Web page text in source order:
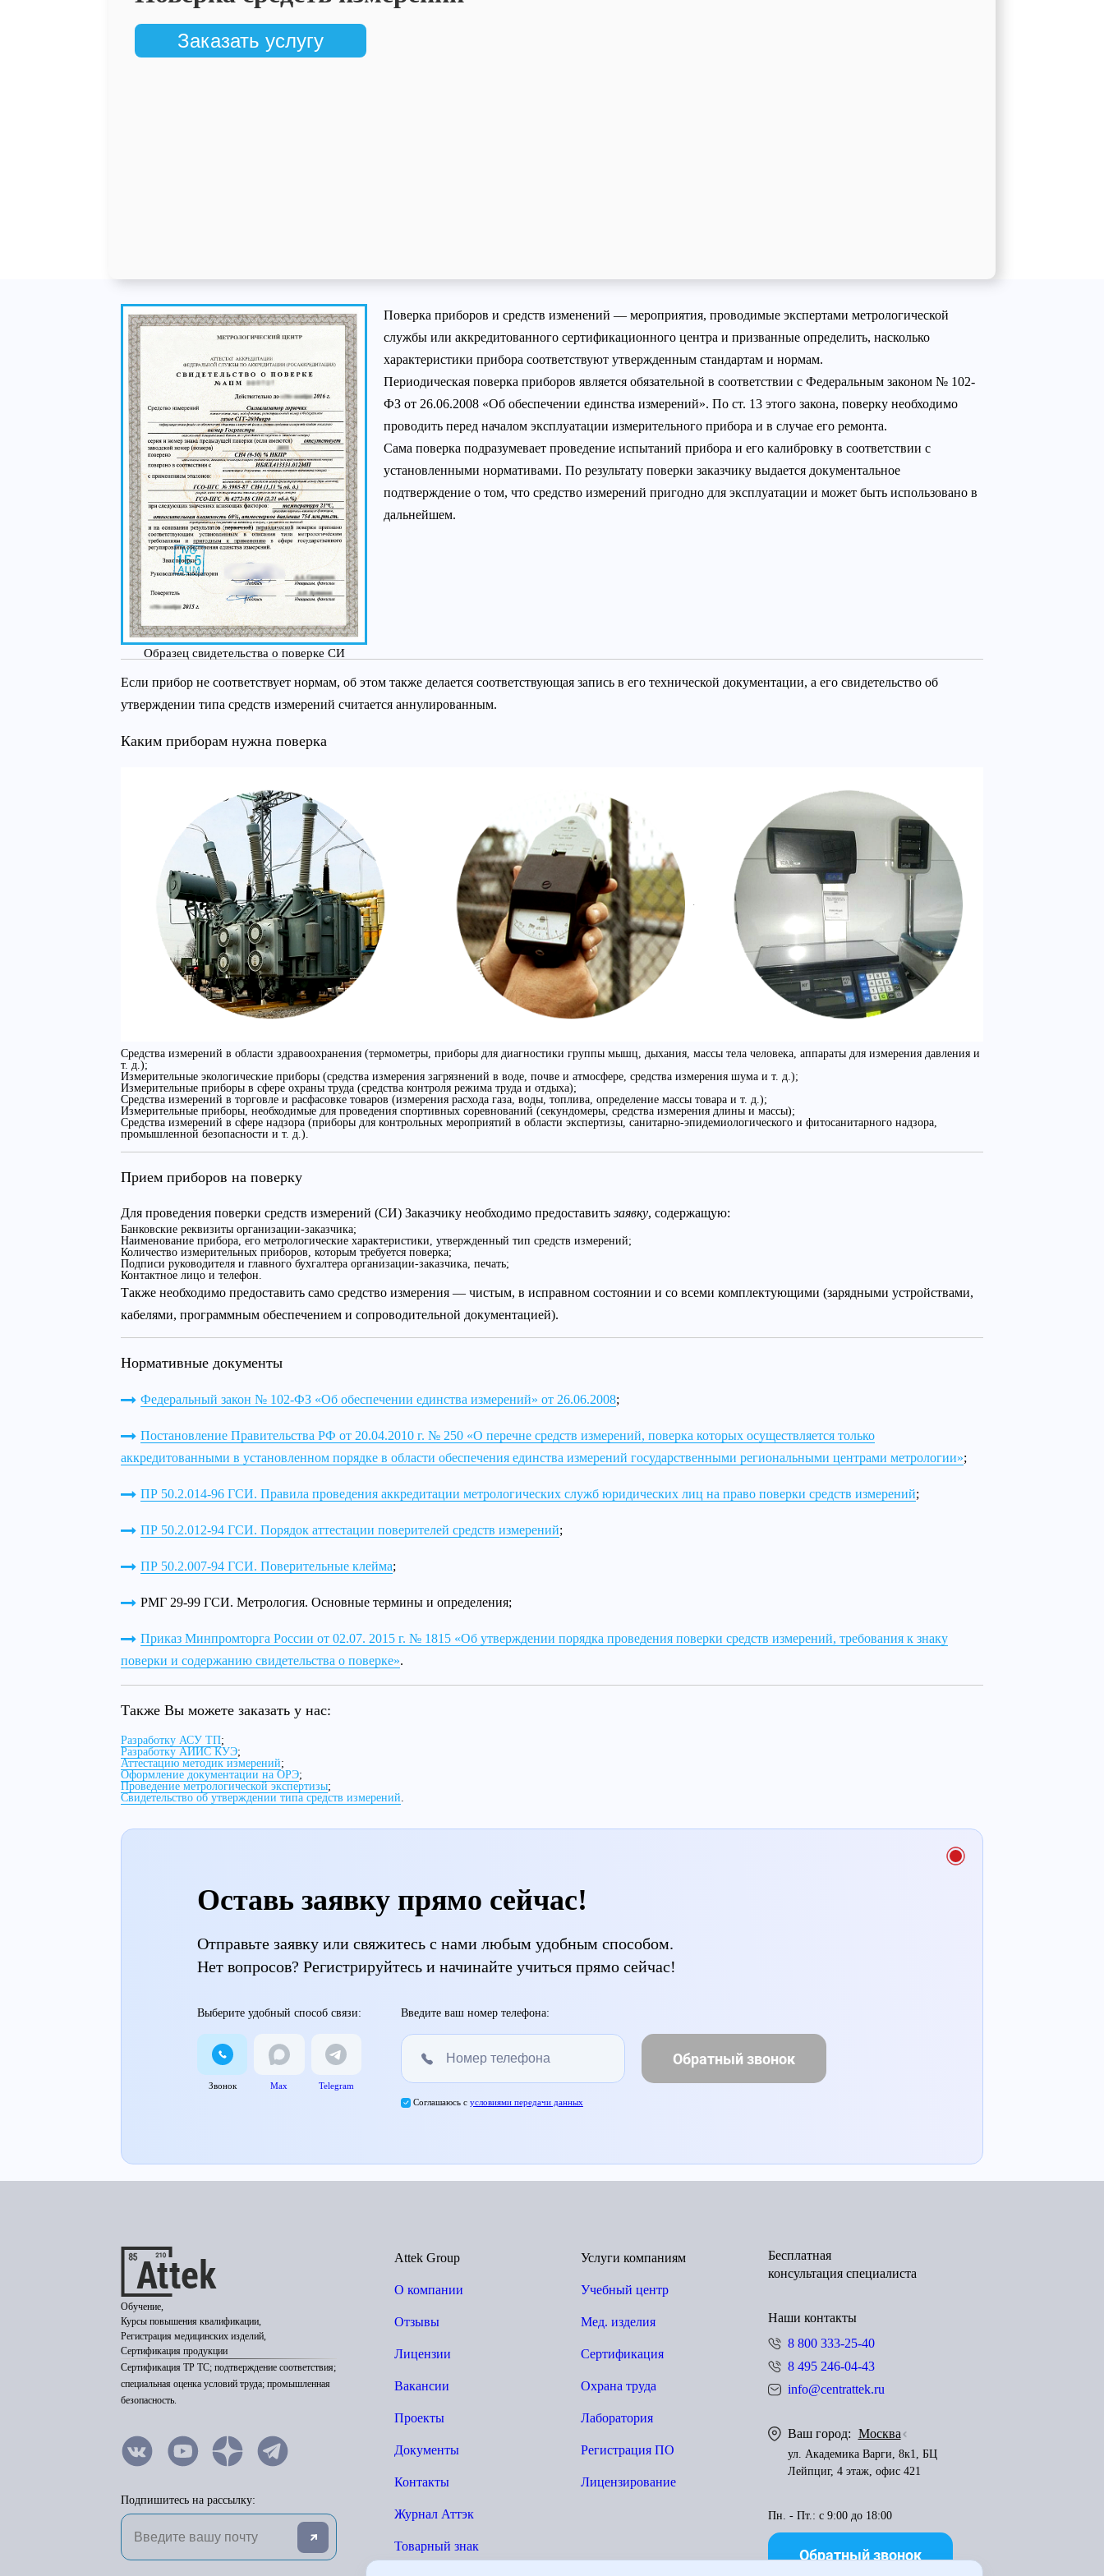
Заказать услугу
Образец свидетельства о поверке СИ
Поверка приборов и средств изменений — мероприятия, проводимые экспертами метрологической
службы или аккредитованного сертификационного центра и призванные определить, насколько
характеристики прибора соответствуют утвержденным стандартам и нормам.
Периодическая поверка приборов является обязательной в соответствии с Федеральным законом № 102-
ФЗ от 26.06.2008 «Об обеспечении единства измерений». По ст. 13 этого закона, поверку необходимо
проводить перед началом эксплуатации измерительного прибора и в случае его ремонта.
Сама поверка подразумевает проведение испытаний прибора и его калибровку в соответствии с
установленными нормативами. По результату поверки заказчику выдается документальное
подтверждение о том, что средство измерений пригодно для эксплуатации и может быть использовано в
дальнейшем.
Если прибор не соответствует нормам, об этом также делается соответствующая запись в его технической документации, а его свидетельство об
утверждении типа средств измерений считается аннулированным.
Каким приборам нужна поверка
Средства измерений в области здравоохранения (термометры, приборы для диагностики группы мышц, дыхания, массы тела человека, аппараты для измерения давления и
т. д.);
Измерительные экологические приборы (средства измерения загрязнений в воде, почве и атмосфере, средства измерения шума и т. д.);
Измерительные приборы в сфере охраны труда (средства контроля режима труда и отдыха);
Средства измерений в торговле и расфасовке товаров (измерения расхода газа, воды, топлива, определение массы товара и т. д.);
Измерительные приборы, необходимые для проведения спортивных соревнований (секундомеры, средства измерения длины и массы);
Средства измерений в сфере надзора (приборы для контрольных мероприятий в области экспертизы, санитарно-эпидемиологического и фитосанитарного надзора,
промышленной безопасности и т. д.).
Прием приборов на поверку
Для проведения поверки средств измерений (СИ) Заказчику необходимо предоставитьзаявку, содержащую:
Банковские реквизиты организации-заказчика;
Наименование прибора, его метрологические характеристики, утвержденный тип средств измерений;
Количество измерительных приборов, которым требуется поверка;
Подписи руководителя и главного бухгалтера организации-заказчика, печать;
Контактное лицо и телефон.
Также необходимо предоставить само средство измерения — чистым, в исправном состоянии и со всеми комплектующими (зарядными устройствами,
кабелями, программным обеспечением и сопроводительной документацией).
Нормативные документы
Федеральный закон № 102-ФЗ «Об обеспечении единства измерений» от 26.06.2008;
Постановление Правительства РФ от 20.04.2010 г. № 250 «О перечне средств измерений, поверка которых осуществляется только
аккредитованными в установленном порядке в области обеспечения единства измерений государственными региональными центрами метрологии»;
ПР 50.2.014-96 ГСИ. Правила проведения аккредитации метрологических служб юридических лиц на право поверки средств измерений;
ПР 50.2.012-94 ГСИ. Порядок аттестации поверителей средств измерений;
ПР 50.2.007-94 ГСИ. Поверительные клейма;
РМГ 29-99 ГСИ. Метрология. Основные термины и определения;
Приказ Минпромторга России от 02.07. 2015 г. № 1815 «Об утверждении порядка проведения поверки средств измерений, требования к знаку
поверки и содержанию свидетельства о поверке».
Также Вы можете заказать у нас:
Разработку АСУ ТП;
Разработку АИИС КУЭ;
Аттестацию методик измерений;
Оформление документации на ОРЭ;
Проведение метрологической экспертизы;
Свидетельство об утверждении типа средств измерений.
Оставь заявку прямо сейчас!
Отправьте заявку или свяжитесь с нами любым удобным способом.
Нет вопросов? Регистрируйтесь и начинайте учиться прямо сейчас!
Выберите удобный способ связи:
Звонок Max Telegram
Введите ваш номер телефона:
Обратный звонок
Соглашаюсь с условиями передачи данных
Обучение,
Курсы повышения квалификации,
Регистрация медицинских изделий,
Сертификация продукции
Сертификация ТР ТС; подтверждение соответствия;
специальная оценка условий труда; промышленная
безопасность.
Подпишитесь на рассылку:
Attek Group
О компании
Отзывы
Лицензии
Вакансии
Проекты
Документы
Контакты
Журнал Аттэк
Товарный знак
Услуги компаниям
Учебный центр
Мед. изделия
Сертификация
Охрана труда
Лаборатория
Регистрация ПО
Лицензирование
Бесплатная
консультация специалиста
Наши контакты
8 800 333-25-40
8 495 246-04-43
info@centrattek.ru
Ваш город: Москва
ул. Академика Варги, 8к1, БЦ
Лейпциг, 4 этаж, офис 421
Пн. - Пт.: с 9:00 до 18:00
Обратный звонок